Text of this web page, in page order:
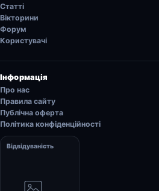
Статті
Вікторини
Форум
Користувачі
Інформація
Про нас
Правила сайту
Публічна оферта
Політика конфіденційності
Відвідуваність